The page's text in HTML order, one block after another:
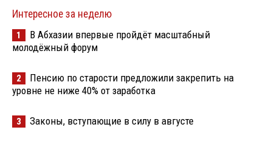
Интересное за неделю
1
В Абхазии впервые пройдёт масштабный
молодёжный форум
2
Пенсию по старости предложили закрепить на
уровне не ниже 40% от заработка
3 Законы, вступающие в силу в августе